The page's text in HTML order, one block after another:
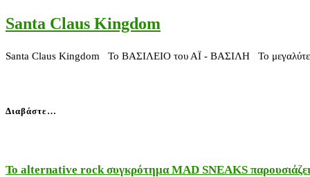
Santa Claus Kingdom
Santa Claus Kingdom Το ΒΑΣΙΛΕΙΟ του ΑΪ - ΒΑΣΙΛΗ Το μεγαλύτερο
Διαβάστε…
Το alternative rock συγκρότημα MAD SNEAKS